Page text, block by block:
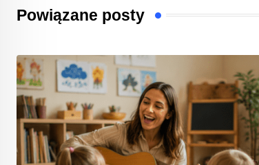
Powiązane posty